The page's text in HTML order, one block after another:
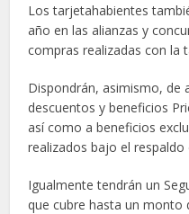
Los tarjetahabientes
año en las alianzas y
compras realizadas con la
Dispondrán, asimismo, de
descuentos y beneficios
así como a beneficios
realizados bajo el respaldo
Igualmente tendrán un
que cubre hasta un monto